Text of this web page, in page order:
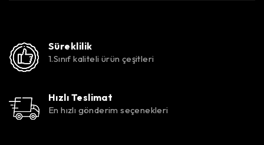
Süreklilik
1.Sınıf kaliteli ürün çeşitleri
Hızlı Teslimat
En hızlı gönderim seçenekleri